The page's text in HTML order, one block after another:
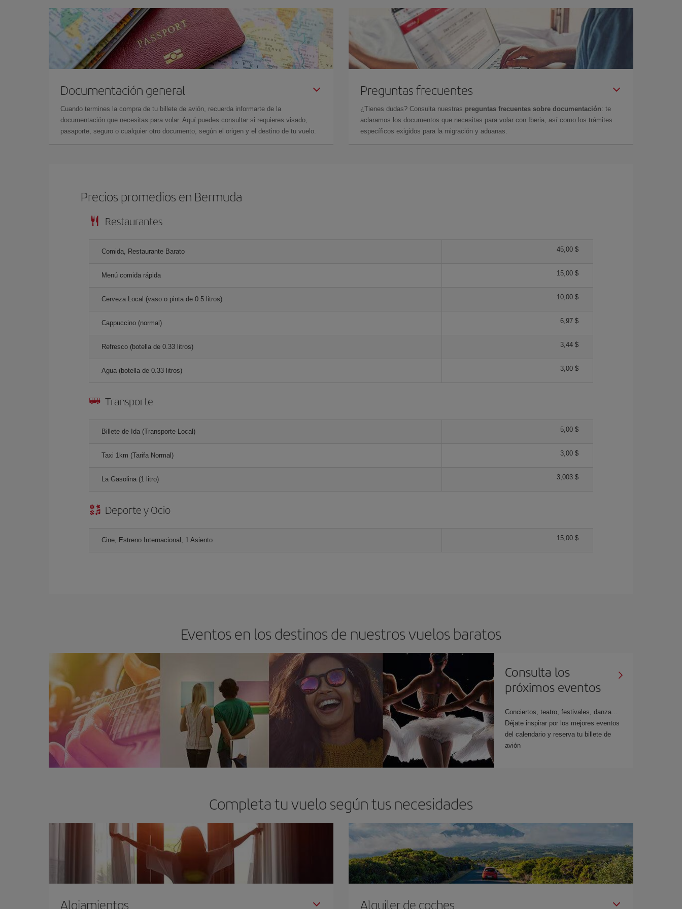
Documentación general
Cuando termines la compra de tu billete de avión, recuerda informarte de la
documentación que necesitas para volar. Aquí puedes consultar si requieres visado,
pasaporte, seguro o cualquier otro documento, según el origen y el destino de tu vuelo.
Preguntas frecuentes
¿Tienes dudas? Consulta nuestras preguntas frecuentes sobre documentación: te
aclaramos los documentos que necesitas para volar con Iberia, así como los trámites
específicos exigidos para la migración y aduanas.
Precios promedios en Bermuda
Restaurantes
Comida, Restaurante Barato 45,00 $
Menú comida rápida 15,00 $
Cerveza Local (vaso o pinta de 0.5 litros) 10,00 $
Cappuccino (normal) 6,97 $
Refresco (botella de 0.33 litros) 3,44 $
Agua (botella de 0.33 litros) 3,00 $
Transporte
Billete de Ida (Transporte Local) 5,00 $
Taxi 1km (Tarifa Normal) 3,00 $
La Gasolina (1 litro) 3,003 $
Deporte y Ocio
Cine, Estreno Internacional, 1 Asiento 15,00 $
Eventos en los destinos de nuestros vuelos baratos
Consulta los
próximos eventos
Conciertos, teatro, festivales, danza...
Déjate inspirar por los mejores eventos
del calendario y reserva tu billete de
avión
Completa tu vuelo según tus necesidades
Alojamientos Alquiler de coches